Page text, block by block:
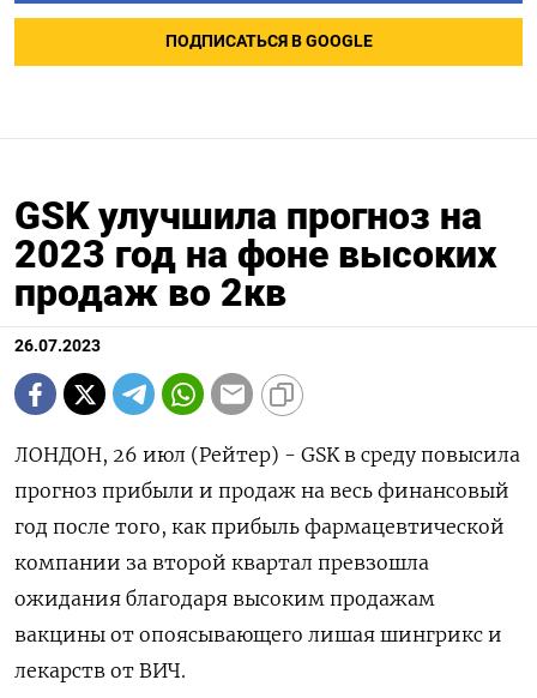
ПОДПИСАТЬСЯ В GOOGLE
GSK улучшила прогноз на
2023 год на фоне высоких
продаж во 2кв
26.07.2023
ЛОНДОН, 26 июл (Рейтер) - GSK в среду повысила
прогноз прибыли и продаж на весь финансовый
год после того, как прибыль фармацевтической
компании за второй квартал превзошла
ожидания благодаря высоким продажам
вакцины от опоясывающего лишая шингрикс и
лекарств от ВИЧ.